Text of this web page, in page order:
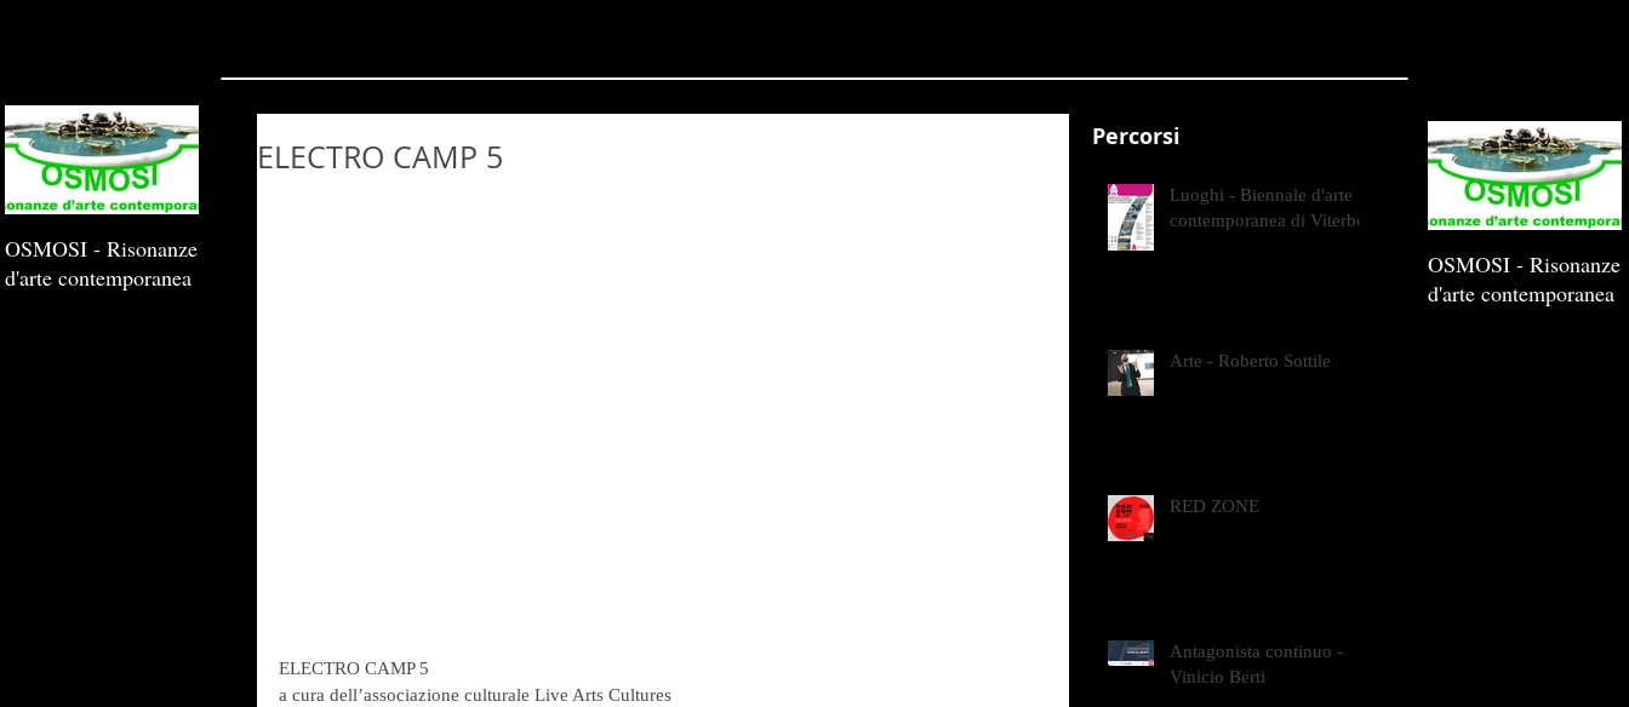
ELECTRO CAMP 5
ELECTRO CAMP 5
a cura dell’associazione culturale Live Arts Cultures
Percorsi
Luoghi - Biennale d'arte
contemporanea di Viterbo
Arte - Roberto Sottile
RED ZONE
Antagonista continuo -
Vinicio Berti
OSMOSI - Risonanze
d'arte contemporanea
OSMOSI - Risonanze
d'arte contemporanea